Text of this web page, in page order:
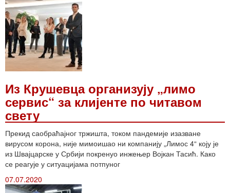
Из Крушевца организују „лимо
сервис“ за клијенте по читавом
свету
Прекид саобраћајног тржишта, током пандемије изазване
вирусом корона, није мимоишао ни компанију „Лимос 4“ коју је
из Швајцарске у Србији покренуо инжењер Војкан Тасић. Како
се реагује у ситуацијама потпуног
07.07.2020